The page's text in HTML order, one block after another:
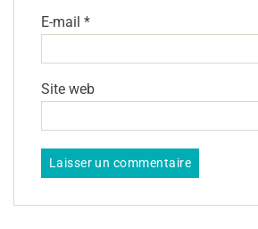
E-mail *
Site web